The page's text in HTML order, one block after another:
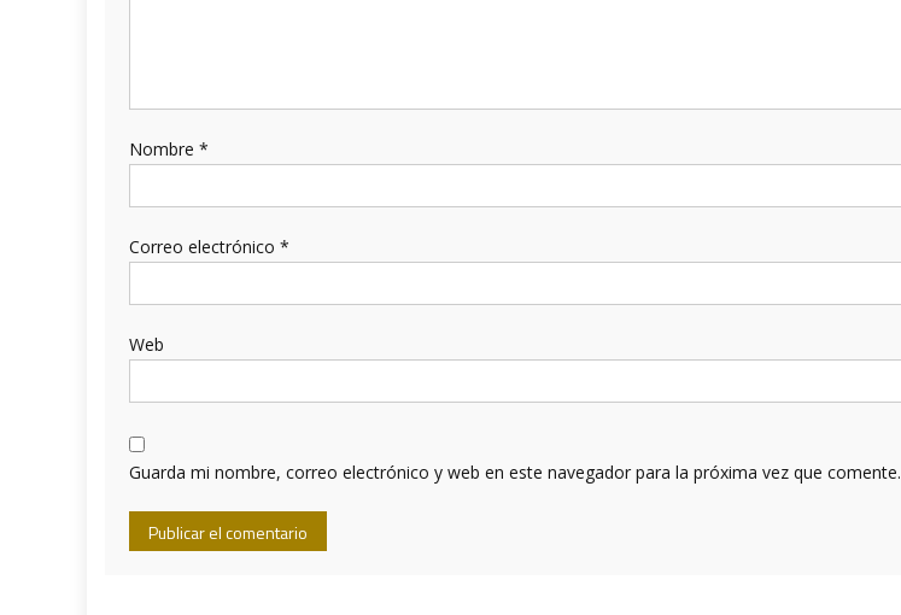
Nombre *
Correo electrónico *
Web
Guarda mi nombre, correo electrónico y web en este navegador para la próxima vez que comente.